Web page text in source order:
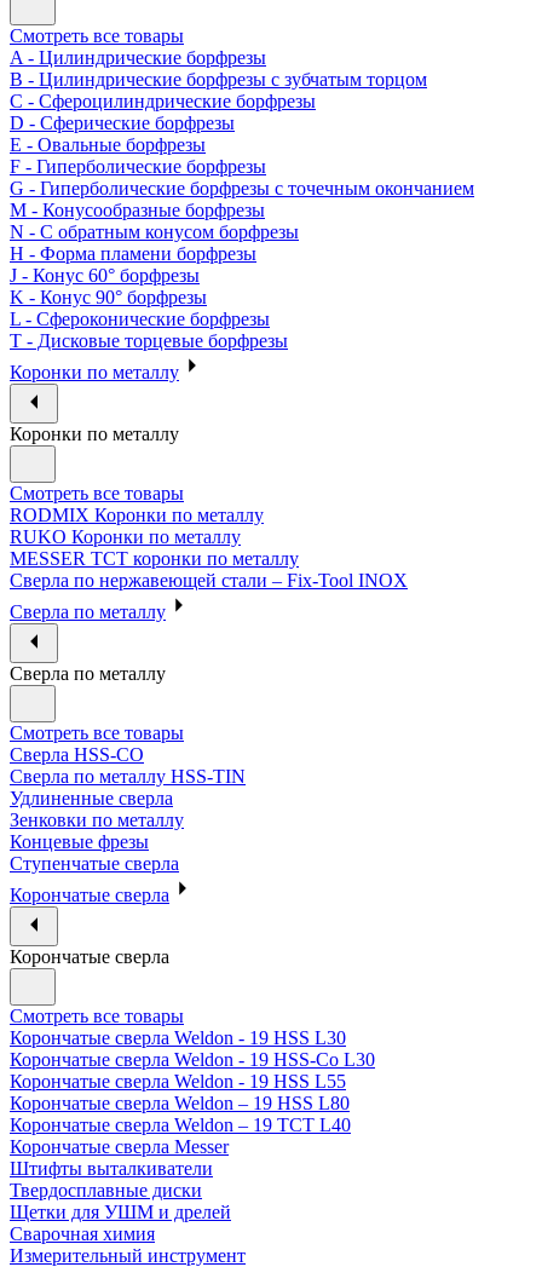
Смотреть все товары
A - Цилиндрические борфрезы
B - Цилиндрические борфрезы с зубчатым торцом
C - Сфероцилиндрические борфрезы
D - Сферические борфрезы
E - Овальные борфрезы
F - Гиперболические борфрезы
G - Гиперболические борфрезы с точечным окончанием
M - Конусообразные борфрезы
N - С обратным конусом борфрезы
H - Форма пламени борфрезы
J - Конус 60° борфрезы
K - Конус 90° борфрезы
L - Сфероконические борфрезы
T - Дисковые торцевые борфрезы
Коронки по металлу
Коронки по металлу
Смотреть все товары
RODMIX Коронки по металлу
RUKO Коронки по металлу
MESSER ТСТ коронки по металлу
Сверла по нержавеющей стали – Fix-Tool INOX
Сверла по металлу
Сверла по металлу
Смотреть все товары
Сверла HSS-CO
Сверла по металлу HSS-TIN
Удлиненные сверла
Зенковки по металлу
Концевые фрезы
Ступенчатые сверла
Корончатые сверла
Корончатые сверла
Смотреть все товары
Корончатые сверла Weldon - 19 HSS L30
Корончатые сверла Weldon - 19 HSS-Co L30
Корончатые сверла Weldon - 19 HSS L55
Корончатые сверла Weldon – 19 HSS L80
Корончатые сверла Weldon – 19 TCT L40
Корончатые сверла Messer
Штифты выталкиватели
Твердосплавные диски
Щетки для УШМ и дрелей
Сварочная химия
Измерительный инструмент